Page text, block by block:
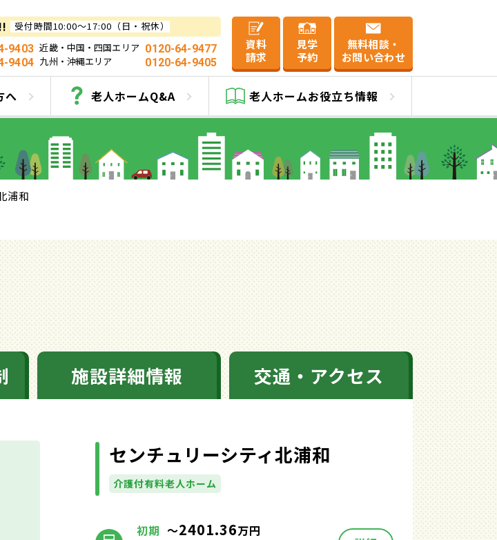
受付時間10:00～17:00（日・祝休）
9403 近畿・中国・四国エリア 0120-64-9477
9404 九州・沖縄エリア 0120-64-9405
資料
請求
見学
予約
無料相談・
お問い合わせ
へ 老人ホームQ&A 老人ホームお役立ち情報
シティ北浦和
浦和
施設詳細情報 交通・アクセス
センチュリーシティ北浦和
介護付有料老人ホーム
初期 ～2401.36万円